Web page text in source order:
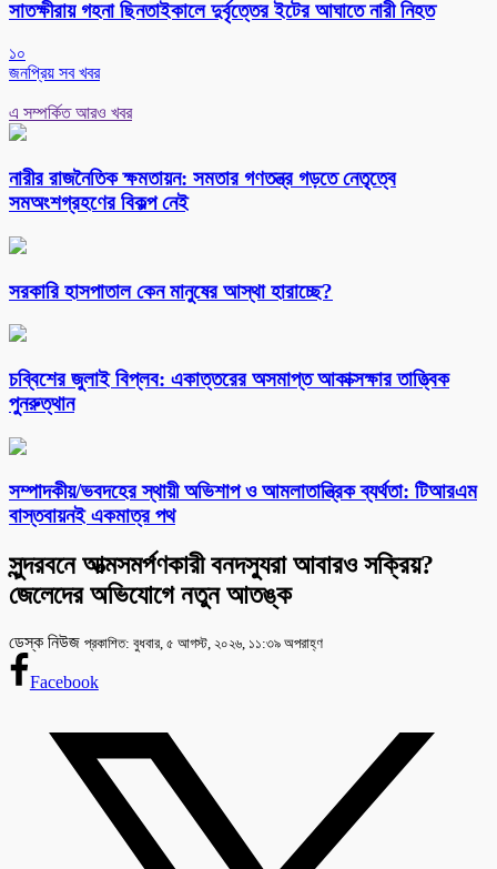
সাতক্ষীরায় গহনা ছিনতাইকালে দুর্বৃত্তের ইটের আঘাতে নারী নিহত
১০
জনপ্রিয় সব খবর
এ সম্পর্কিত আরও খবর
নারীর রাজনৈতিক ক্ষমতায়ন: সমতার গণতন্ত্র গড়তে নেতৃত্বে
সমঅংশগ্রহণের বিকল্প নেই
সরকারি হাসপাতাল কেন মানুষের আস্থা হারাচ্ছে?
চব্বিশের জুলাই বিপ্লব: একাত্তরের অসমাপ্ত আকাক্সক্ষার তাত্ত্বিক
পুনরুত্থান
সম্পাদকীয়/ভবদহের স্থায়ী অভিশাপ ও আমলাতান্ত্রিক ব্যর্থতা: টিআরএম
বাস্তবায়নই একমাত্র পথ
সুন্দরবনে আত্মসমর্পণকারী বনদস্যুরা আবারও সক্রিয়?
জেলেদের অভিযোগে নতুন আতঙ্ক
ডেস্ক নিউজ প্রকাশিত: বুধবার, ৫ আগস্ট, ২০২৬, ১১:৩৯ অপরাহ্ণ
Facebook